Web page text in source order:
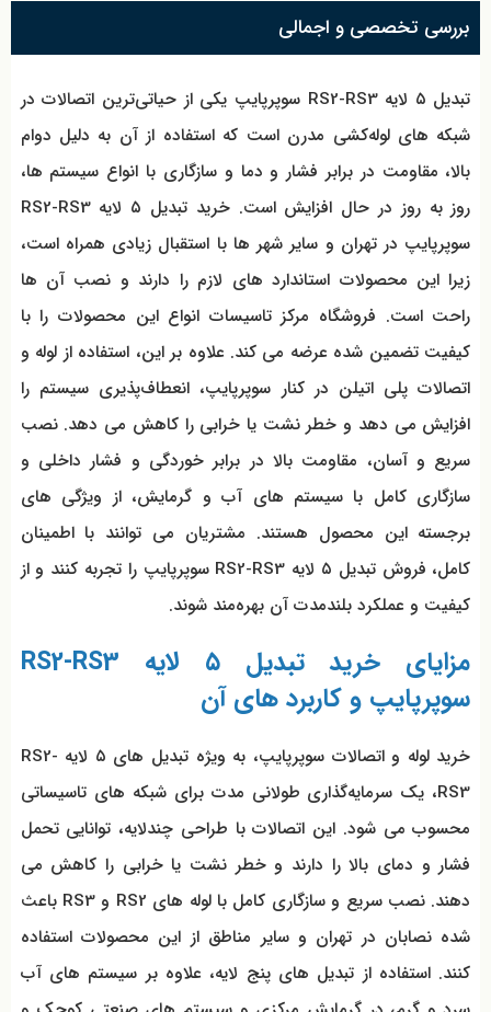
بررسی تخصصی و اجمالی
تبدیل ۵ لایه RS2-RS3 سوپرپایپ یکی از حیاتی‌ترین اتصالات در
شبکه‌ های لوله‌کشی مدرن است که استفاده از آن به دلیل دوام
بالا، مقاومت در برابر فشار و دما و سازگاری با انواع سیستم‌ ها،
روز به روز در حال افزایش است. خرید تبدیل ۵ لایه RS2-RS3
سوپرپایپ در تهران و سایر شهر ها با استقبال زیادی همراه است،
زیرا این محصولات استاندارد های لازم را دارند و نصب آن ها
راحت است. فروشگاه مرکز تاسیسات انواع این محصولات را با
کیفیت تضمین شده عرضه می کند. علاوه بر این، استفاده از لوله و
اتصالات پلی اتیلن در کنار سوپرپایپ، انعطاف‌پذیری سیستم را
افزایش می دهد و خطر نشت یا خرابی را کاهش می دهد. نصب
سریع و آسان، مقاومت بالا در برابر خوردگی و فشار داخلی و
سازگاری کامل با سیستم‌ های آب و گرمایش، از ویژگی‌ های
برجسته این محصول هستند. مشتریان می توانند با اطمینان
کامل، فروش تبدیل ۵ لایه RS2-RS3 سوپرپایپ را تجربه کنند و از
کیفیت و عملکرد بلندمدت آن بهره‌مند شوند.
مزایای خرید تبدیل ۵ لایه RS2-RS3
سوپرپایپ و کاربرد های آن
خرید لوله و اتصالات سوپرپایپ، به ویژه تبدیل‌ های ۵ لایه RS2-
RS3، یک سرمایه‌گذاری طولانی مدت برای شبکه‌ های تاسیساتی
محسوب می شود. این اتصالات با طراحی چندلایه، توانایی تحمل
فشار و دمای بالا را دارند و خطر نشت یا خرابی را کاهش می
دهند. نصب سریع و سازگاری کامل با لوله‌ های RS2 و RS3 باعث
شده نصابان در تهران و سایر مناطق از این محصولات استفاده
کنند. استفاده از تبدیل‌ های پنج لایه، علاوه بر سیستم‌ های آب